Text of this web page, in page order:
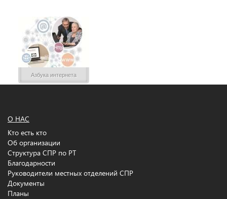
Азбука интернета
О НАС
Кто есть кто
Об организации
Структура СПР по РТ
Благодарности
Руководители местных отделений СПР
Документы
Планы